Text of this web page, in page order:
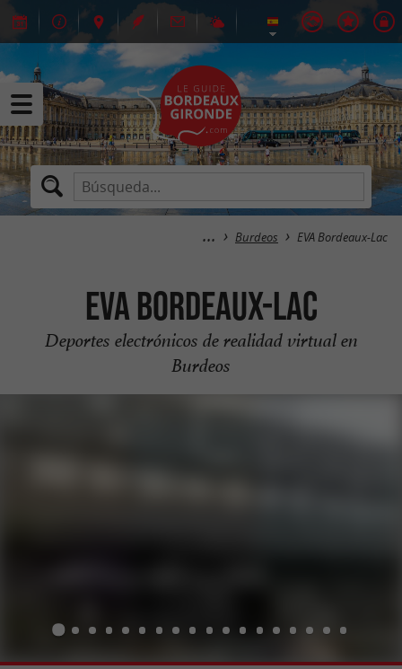
Burdeos EVA Bordeaux-Lac
EVA Bordeaux-Lac
Deportes electrónicos de realidad virtual en
Burdeos